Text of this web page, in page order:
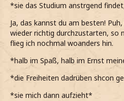
*sie das Studium anstrgend
Ja, das kannst du am besten!
wieder richtig durchzustarten, so
flieg ich nochmal woanders hin.
*halb im Spaß, halb im Ernst
*die Freiheiten dadrüben shcon
*sie mich dann aufzieht*